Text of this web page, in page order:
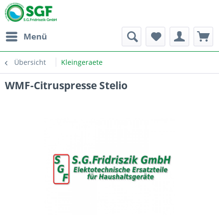
Menü
Übersicht Kleingeraete
WMF-Citruspresse Stelio